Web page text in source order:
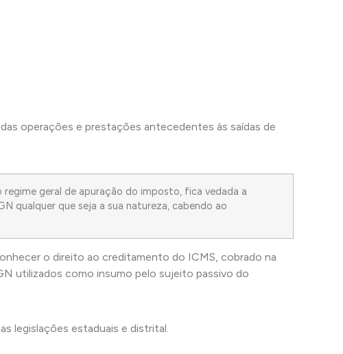
operações e prestações antecedentes às saídas de
geral de apuração do imposto, fica vedada a
qualquer que seja a sua natureza, cabendo ao
o direito ao creditamento do ICMS, cobrado na
utilizados como insumo pelo sujeito passivo do
legislações estaduais e distrital.